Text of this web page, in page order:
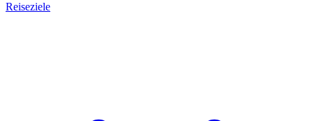
Reiseziele